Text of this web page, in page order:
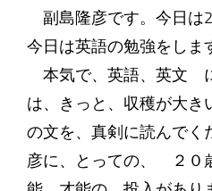
副島隆彦です。今日は
今日は英語の勉強をしま
本気で、英語、英文
は、きっと、収穫が大き
の文を、真剣に読んで
彦に、とっての、 ２０